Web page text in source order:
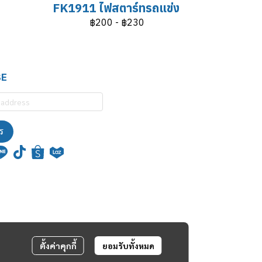
FK1911 ไฟสตาร์ทรถแข่ง
฿200 - ฿230
ตั้งค่าคุกกี้ ยอมรับทั้งหมด